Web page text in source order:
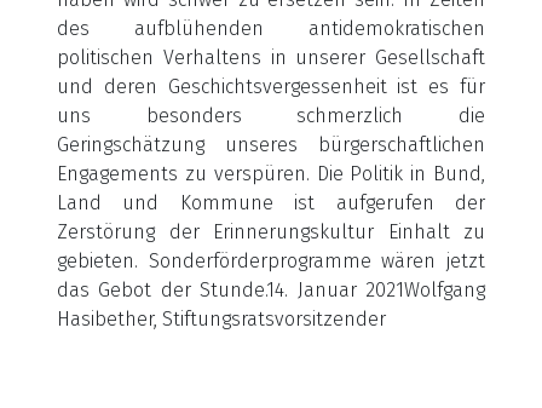
des aufblühenden antidemokratischen
politischen Verhaltens in unserer Gesellschaft
und deren Geschichtsvergessenheit ist es für
uns besonders schmerzlich die
Geringschätzung unseres bürgerschaftlichen
Engagements zu verspüren. Die Politik in Bund,
Land und Kommune ist aufgerufen der
Zerstörung der Erinnerungskultur Einhalt zu
gebieten. Sonderförderprogramme wären jetzt
das Gebot der Stunde.14. Januar 2021Wolfgang
Hasibether, Stiftungsratsvorsitzender